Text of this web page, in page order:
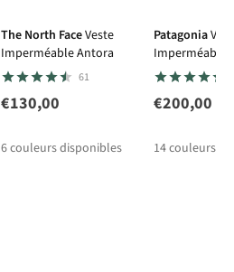
The North FaceVeste
Imperméable Antora
61
€130,00
6couleurs disponibles
Patagonia
Imperméable
Torrentshell
€200,00
14couleurs